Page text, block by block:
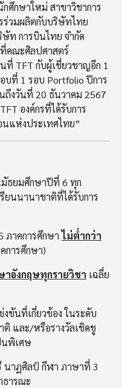
ศึกษาใหม่ สาขาวิชาการ
ร่วมผลิตกับบริษัทไทย
ท การบินไทย จำกัด
คณะศิลปศาสตร์
ที่ TFT กับผู้เชี่ยวชาญอีก 1
บที่ 1 รอบ Portfolio ปีการ
งวันที่ 20 ธันวาคม 2567
องค์กรที่ได้รับการ
นแห่งประเทศไทย”
มัธยมศึกษาปีที่ 6 ทุก
ยนนานาชาติที่ได้รับการ
ภาคการศึกษาไม่ต่ำกว่า
การศึกษา)
าอังกฤษทุกรายวิชา เฉลี่ย
งขันที่เกี่ยวข้อง ในระดับ
และ/หรือรางวัลเชิดชู
นพิเศษ
นาฏศิลป์ กีฬา ภาษาที่ 3
ธารณะ